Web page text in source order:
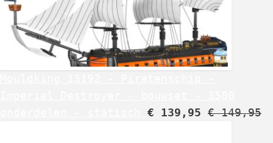
€ 139,95 €149,95